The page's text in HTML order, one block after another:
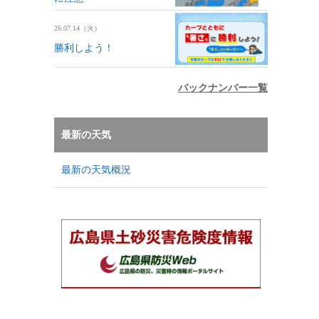
26.07.14（火）
勝利しよう！
バックナンバー一覧
最新の天気
最新の天気概況